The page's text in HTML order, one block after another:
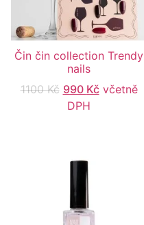
Čin čin collection Trendy
nails
1100Kč 990 Kč včetně
DPH